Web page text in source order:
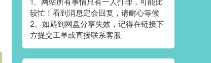
较忙！看到消息定会回复，请耐心等候
2、如遇到网盘分享失效，记得在链接下
方提交工单或直接联系客服